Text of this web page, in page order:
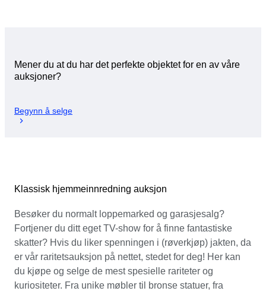
Mener du at du har det perfekte objektet for en av våre
auksjoner?
Begynn å selge
Klassisk hjemmeinnredning auksjon
Besøker du normalt loppemarked og garasjesalg?
Fortjener du ditt eget TV-show for å finne fantastiske
skatter? Hvis du liker spenningen i (røverkjøp) jakten, da
er vår raritetsauksjon på nettet, stedet for deg! Her kan
du kjøpe og selge de mest spesielle rariteter og
kuriositeter. Fra unike møbler til bronse statuer, fra